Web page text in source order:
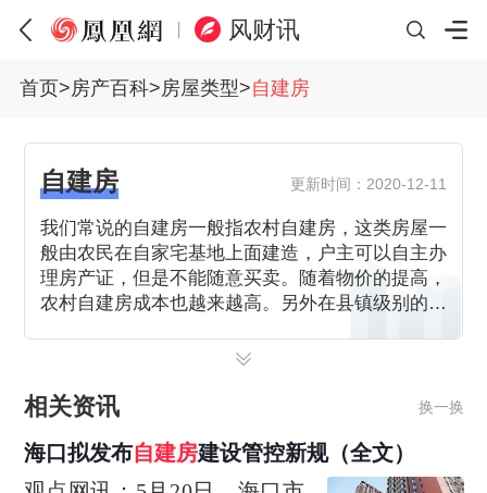
风财讯
首页>房产百科>房屋类型>自建房
自建房 更新时间：2020-12-11
我们常说的自建房一般指农村自建房，这类房屋一
般由农民在自家宅基地上面建造，户主可以自主办
理房产证，但是不能随意买卖。随着物价的提高，
农村自建房成本也越来越高。另外在县镇级别的小
拥有土地证和房产证，是可以合法交易过户的。
相关资讯 换一换
海口拟发布自建房建设管控新规（全文）